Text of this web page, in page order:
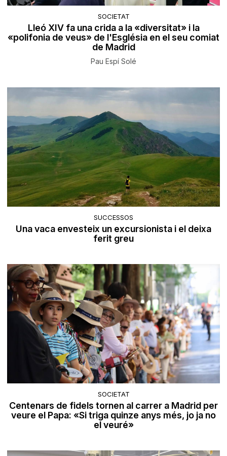
SOCIETAT
Lleó XIV fa una crida a la «diversitat» i la
«polifonia de veus» de l'Església en el seu comiat
de Madrid
Pau Espí Solé
SUCCESSOS
Una vaca envesteix un excursionista i el deixa
ferit greu
SOCIETAT
Centenars de fidels tornen al carrer a Madrid per
veure el Papa: «Si triga quinze anys més, jo ja no
el veuré»